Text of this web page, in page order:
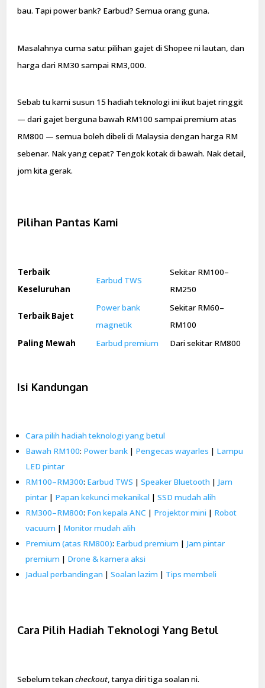
bau. Tapi power bank? Earbud? Semua orang guna.
Masalahnya cuma satu: pilihan gajet di Shopee ni lautan, dan
harga dari RM30 sampai RM3,000.
Sebab tu kami susun 15 hadiah teknologi ini ikut bajet ringgit
— dari gajet berguna bawah RM100 sampai premium atas
RM800 — semua boleh dibeli di Malaysia dengan harga RM
sebenar. Nak yang cepat? Tengok kotak di bawah. Nak detail,
jom kita gerak.
Pilihan Pantas Kami
Terbaik
Keseluruhan
Earbud TWS
Sekitar RM100–
RM250
Terbaik Bajet
Power bank
magnetik
Sekitar RM60–
RM100
Paling Mewah
Earbud premium Dari sekitar RM800
Isi Kandungan
Cara pilih hadiah teknologi yang betul
Bawah RM100: Power bank| Pengecas wayarles | Lampu
LED pintar
RM100–RM300: Earbud TWS | Speaker Bluetooth | Jam
pintar| Papan kekunci mekanikal | SSD mudah alih
RM300–RM800: Fon kepala ANC | Projektor mini | Robot
vacuum | Monitor mudah alih
Premium (atas RM800): Earbud premium | Jam pintar
premium | Drone & kamera aksi
Jadual perbandingan | Soalan lazim | Tips membeli
Cara Pilih Hadiah Teknologi Yang Betul
Sebelum tekancheckout , tanya diri tiga soalan ni.